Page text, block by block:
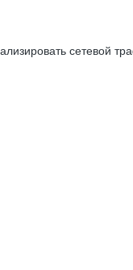
сетевой